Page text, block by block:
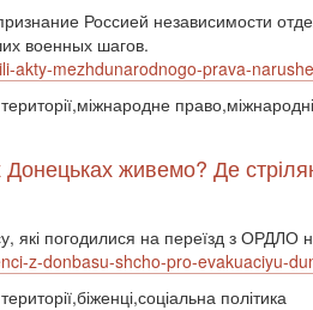
Россией независимости
военных шагов.
akty-mezhdunarodnogo-prava-
живемо? Де
які погодилися на переїзд з
z-donbasu-shcho-pro-evakuaciyu-
політика